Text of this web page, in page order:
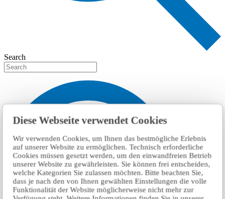
Diese Webseite verwendet Cookies
Wir verwenden Cookies, um Ihnen das bestmögliche Erlebnis
auf unserer Website zu ermöglichen. Technisch erforderliche
Cookies müssen gesetzt werden, um den einwandfreien Betrieb
unserer Website zu gewährleisten. Sie können frei entscheiden,
welche Kategorien Sie zulassen möchten. Bitte beachten Sie,
dass je nach den von Ihnen gewählten Einstellungen die volle
Funktionalität der Website möglicherweise nicht mehr zur
Search